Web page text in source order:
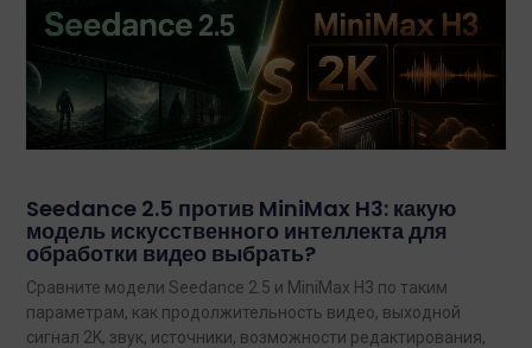
Seedance 2.5 против MiniMax H3: какую
модель искусственного интеллекта для
обработки видео выбрать?
Сравните модели Seedance 2.5 и MiniMax H3 по таким
параметрам, как продолжительность видео, выходной
сигнал 2K, звук, источники, возможности редактирования,